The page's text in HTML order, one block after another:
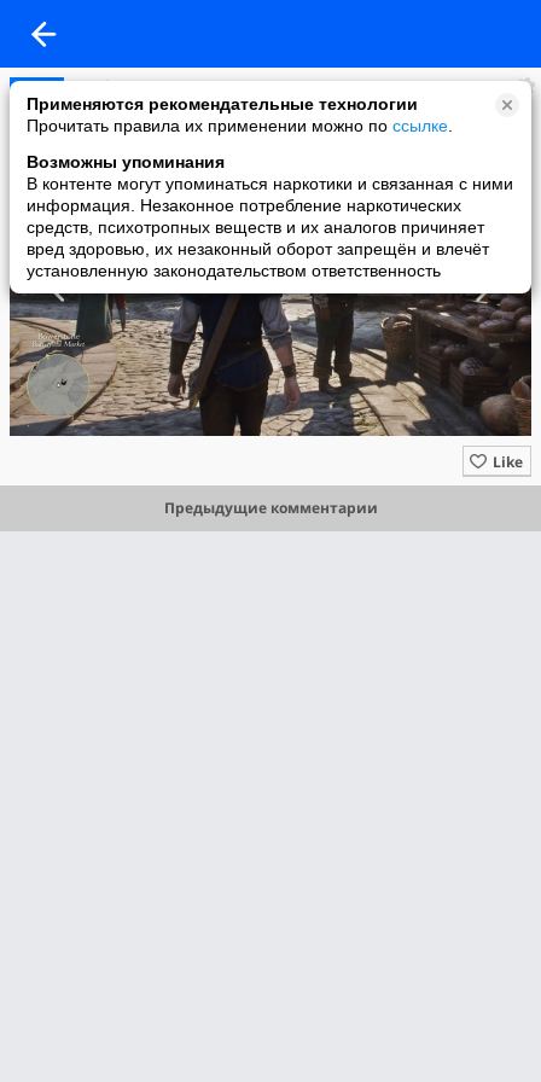
Применяются рекомендательные технологии
Прочитать правила их применении можно по ссылке
Возможны упоминания
В контенте могут упоминаться наркотики и связанная с ними
информация. Незаконное потребление наркотических
средств, психотропных веществ и их аналогов причиняет
вред здоровью, их незаконный оборот запрещён и влечёт
установленную законодательством ответственность
VK Play
added a photo
29 May в 20:37
Like
Предыдущие комментарии